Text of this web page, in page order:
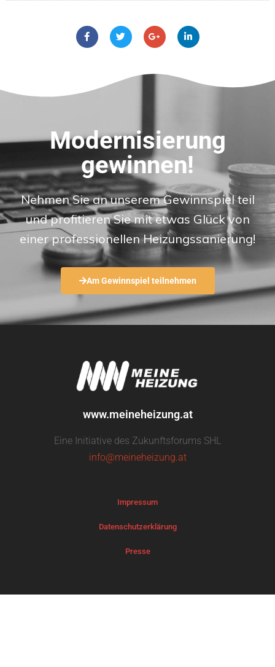
Modernisierung
gewinnen!
Nehmen Sie an unserem Gewinnspiel teil
und profitieren Sie mit etwas Glück von
einer professionellen Heizungssanierung!
Am Gewinnspiel teilnehmen
www.meineheizung.at
Eine Initiative des Zukunftsforums SHL
info@meineheizung.at
Impressum
Datenschutzerklärung
Presse